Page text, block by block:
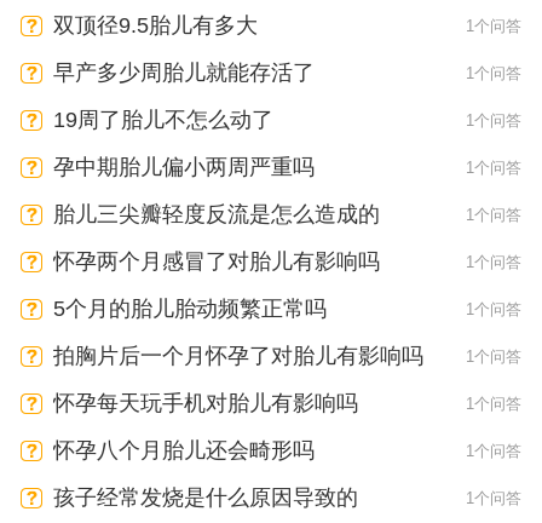
双顶径9.5胎儿有多大 1个问答
早产多少周胎儿就能存活了 1个问答
19周了胎儿不怎么动了 1个问答
孕中期胎儿偏小两周严重吗 1个问答
胎儿三尖瓣轻度反流是怎么造成的 1个问答
怀孕两个月感冒了对胎儿有影响吗 1个问答
5个月的胎儿胎动频繁正常吗 1个问答
拍胸片后一个月怀孕了对胎儿有影响吗 1个问答
怀孕每天玩手机对胎儿有影响吗 1个问答
怀孕八个月胎儿还会畸形吗 1个问答
孩子经常发烧是什么原因导致的 1个问答